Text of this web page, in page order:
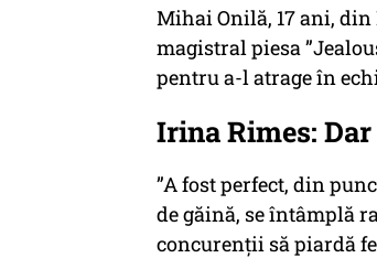
Mihai Onilă, 17 ani,
magistral piesa
pentru a-l atrage în
Irina Rimes:
”A fost perfect, din
de găină, se întâmplă
concurenții să piardă